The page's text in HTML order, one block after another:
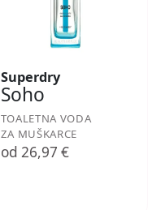
Superdry
Soho
TOALETNA VODA
ZA MUŠKARCE
od 26,97 €